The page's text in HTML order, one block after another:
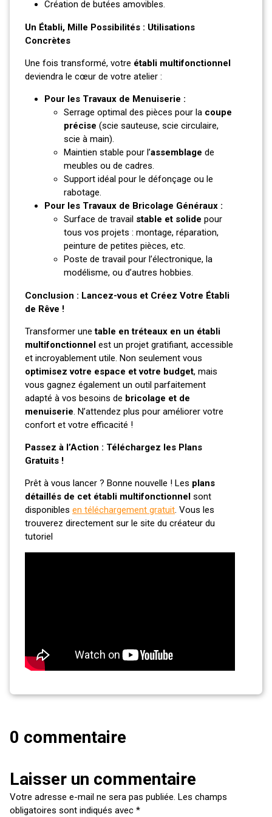
Création de butées amovibles.
Un Établi, Mille Possibilités : Utilisations
Concrètes
Une fois transformé, votre établi multifonctionnel
deviendra le cœur de votre atelier :
Pour les Travaux de Menuiserie :
Serrage optimal des pièces pour la coupe
précise (scie sauteuse, scie circulaire,
scie à main).
Maintien stable pour l’assemblage de
meubles ou de cadres.
Support idéal pour le défonçage ou le
rabotage.
Pour les Travaux de Bricolage Généraux :
Surface de travail stable et solide pour
tous vos projets : montage, réparation,
peinture de petites pièces, etc.
Poste de travail pour l’électronique, la
modélisme, ou d’autres hobbies.
Conclusion : Lancez-vous et Créez Votre Établi
de Rêve !
Transformer unetable en tréteaux en un établi
multifonctionnel est un projet gratifiant, accessible
et incroyablement utile. Non seulement vous
optimisez votre espace et votre budget, mais
vous gagnez également un outil parfaitement
adapté à vos besoins de bricolage et de
menuiserie. N’attendez plus pour améliorer votre
confort et votre efficacité !
Passez à l’Action : Téléchargez les Plans
Gratuits !
Prêt à vous lancer ? Bonne nouvelle ! Les plans
détaillés de cet établi multifonctionnel sont
disponibles en téléchargement gratuit. Vous les
trouverez directement sur le site du créateur du
tutoriel
0 commentaire
Laisser un commentaire
Votre adresse e-mail ne sera pas publiée. Les champs
obligatoires sont indiqués avec *